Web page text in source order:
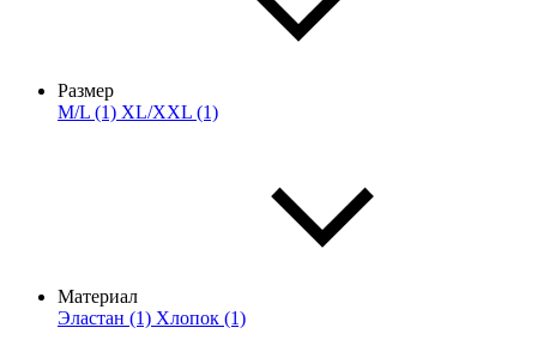
Размер
M/L (1) XL/XXL (1)
Материал
Эластан (1) Хлопок (1)